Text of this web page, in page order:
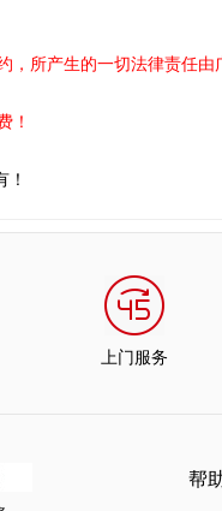
所产生的一切法律责任由
！
上门服务
帮